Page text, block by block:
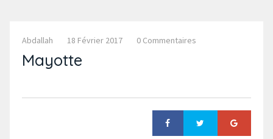
Abdallah 18 Février 2017 0 Commentaires
Mayotte